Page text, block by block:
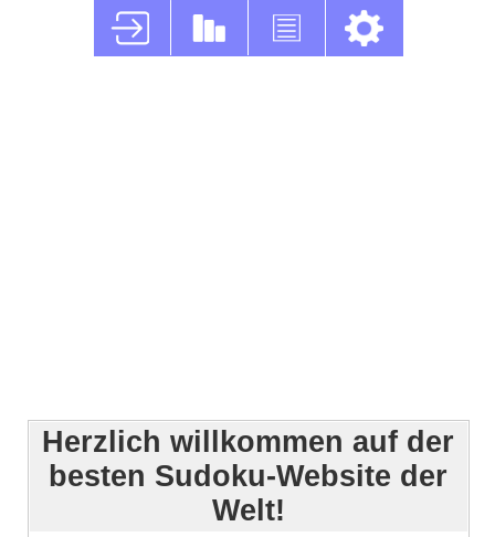
Herzlich willkommen auf der
besten Sudoku-Website der
Welt!